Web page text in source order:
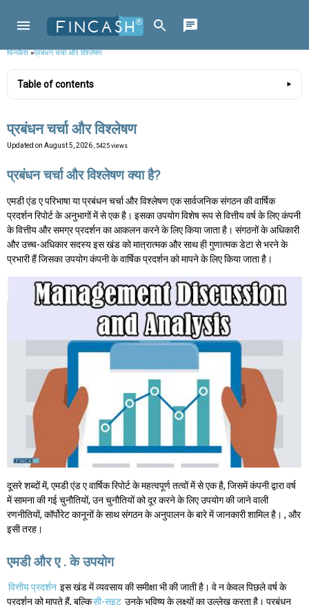
फिनकैश»प्रबंधन चर्चा और विश्लेषण
Table of contents
प्रबंधन चर्चा और विश्लेषण
Updated on August 5, 2026 , 5425 views
प्रबंधन चर्चा और विश्लेषण क्या है?
एमडी एंड ए परिभाषा या प्रबंधन चर्चा और विश्लेषण एक सार्वजनिक संगठन की वार्षिक
प्रदर्शन रिपोर्ट के अनुभागों में से एक है। इसका उपयोग विशेष रूप से वित्तीय वर्ष के लिए कंपनी
के वित्तीय और समग्र प्रदर्शन का आकलन करने के लिए किया जाता है। संगठनों के अधिकारी
और उच्च-अधिकार सदस्य इस खंड को मात्रात्मक और साथ ही गुणात्मक डेटा से भरने के
प्रभारी हैं जिसका उपयोग कंपनी के वार्षिक प्रदर्शन को मापने के लिए किया जाता है।
दूसरे शब्दों में, एमडी एंड ए वार्षिक रिपोर्ट के महत्वपूर्ण तत्वों में से एक है, जिसमें कंपनी द्वारा वर्ष
में सामना की गई चुनौतियों, उन चुनौतियों को दूर करने के लिए उपयोग की जाने वाली
रणनीतियों, कॉर्पोरेट कानूनों के साथ संगठन के अनुपालन के बारे में जानकारी शामिल है। , और
इसी तरह।
एमडी और ए . के उपयोग
वित्तीय प्रदर्शन इस खंड में व्यवसाय की समीक्षा भी की जाती है। वे न केवल पिछले वर्ष के
प्रदर्शन को मापते हैं, बल्किसी-सुइट उनके भविष्य के लक्ष्यों का उल्लेख करता है। प्रबंधन